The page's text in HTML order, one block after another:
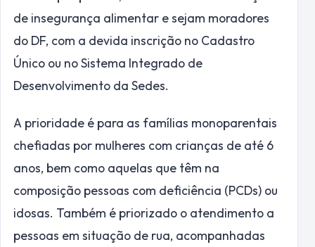
de insegurança alimentar e sejam moradores
do DF, com a devida inscrição no Cadastro
Único ou no Sistema Integrado de
Desenvolvimento da Sedes.
A prioridade é para as famílias monoparentais
chefiadas por mulheres com crianças de até 6
anos, bem como aquelas que têm na
composição pessoas com deficiência (PCDs) ou
idosas. Também é priorizado o atendimento a
pessoas em situação de rua, acompanhadas